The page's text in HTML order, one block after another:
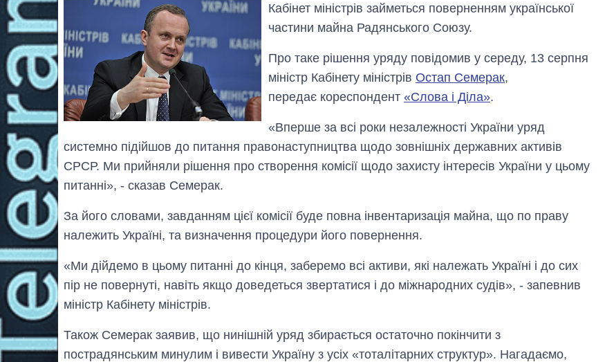
Кабінет міністрів займеться поверненням української
частини майна Радянського Союзу.
Про таке рішення уряду повідомив у середу, 13 серпня
міністр Кабінету міністрів Остап Семерак,
передає кореспондент «Слова і Діла».
«Вперше за всі роки незалежності України уряд
системно підійшов до питання правонаступництва щодо зовнішніх державних активів
СРСР. Ми прийняли рішення про створення комісії щодо захисту інтересів України у цьому
питанні», - сказав Семерак.
За його словами, завданням цієї комісії буде повна інвентаризація майна, що по праву
належить Україні, та визначення процедури його повернення.
«Ми дійдемо в цьому питанні до кінця, заберемо всі активи, які належать Україні і до сих
пір не повернуті, навіть якщо доведеться звертатися і до міжнародних судів», - запевнив
міністр Кабінету міністрів.
Також Семерак заявив, що нинішній уряд збирається остаточно покінчити з
пострадянським минулим і вивести Україну з усіх «тоталітарних структур». Нагадаємо,